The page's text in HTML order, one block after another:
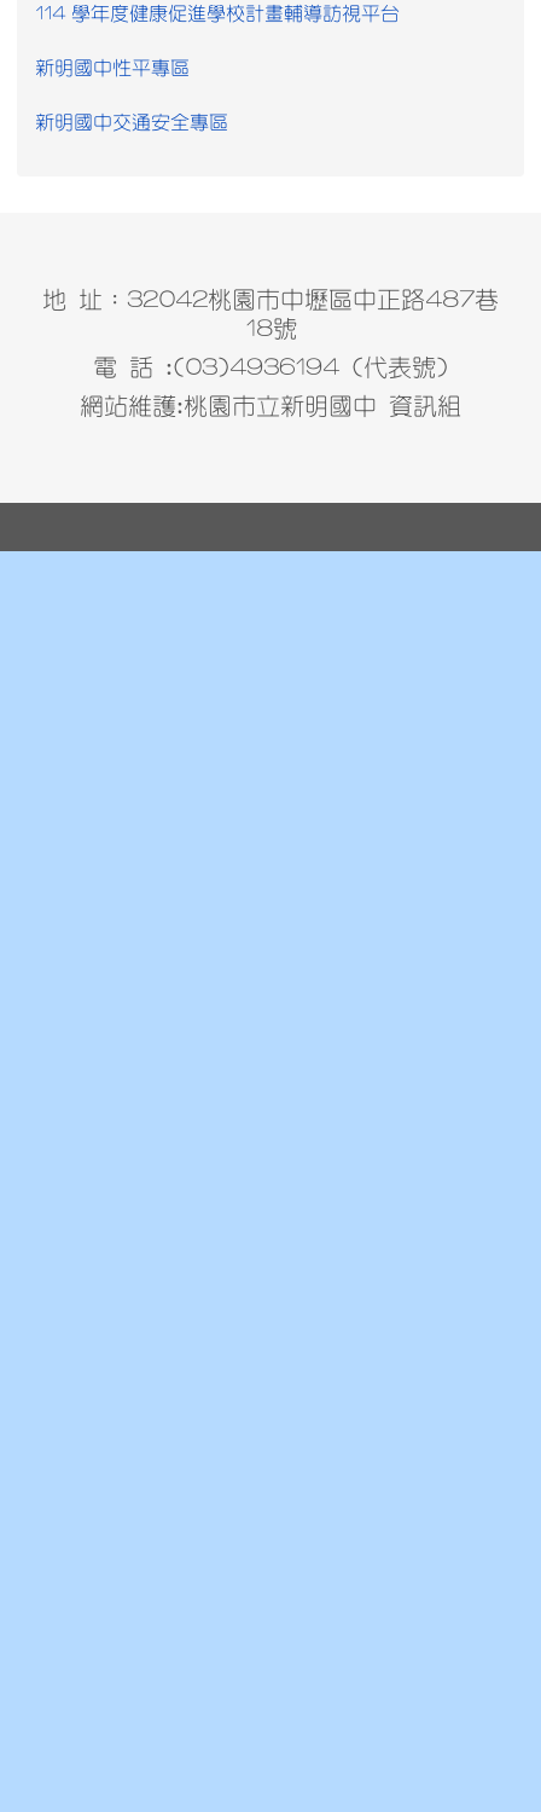
114 學年度健康促進學校計畫輔導訪視平台
新明國中性平專區
新明國中交通安全專區
地 址：32042桃園市中壢區中正路487巷
18號
電 話 :(03)4936194 (代表號)
網站維護:桃園市立新明國中 資訊組